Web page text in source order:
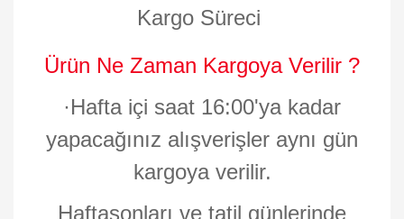
Kargo Süreci
Ürün Ne Zaman Kargoya Verilir ?
·Hafta içi saat 16:00'ya kadar
yapacağınız alışverişler aynı gün
kargoya verilir.
Haftasonları ve tatil günlerinde